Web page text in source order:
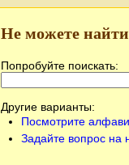
Не можете
Попробуйте поискать:
Другие варианты:
Посмотрите
Задайте вопрос на